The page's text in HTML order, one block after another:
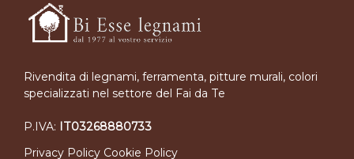
Rivendita di legnami, ferramenta, pitture murali, colori
specializzati nel settore del Fai da Te
P.IVA: IT03268880733
Privacy Policy Cookie Policy